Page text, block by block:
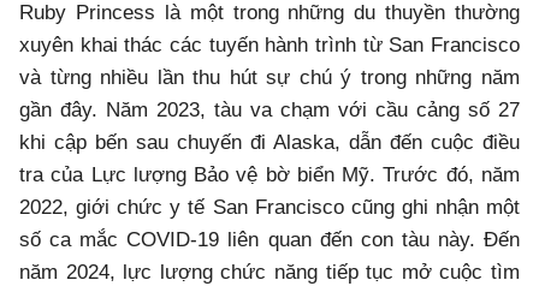
Ruby Princess là một trong những du thuyền thường
xuyên khai thác các tuyến hành trình từ San Francisco
và từng nhiều lần thu hút sự chú ý trong những năm
gần đây. Năm 2023, tàu va chạm với cầu cảng số 27
khi cập bến sau chuyến đi Alaska, dẫn đến cuộc điều
tra của Lực lượng Bảo vệ bờ biển Mỹ. Trước đó, năm
2022, giới chức y tế San Francisco cũng ghi nhận một
số ca mắc COVID-19 liên quan đến con tàu này. Đến
năm 2024, lực lượng chức năng tiếp tục mở cuộc tìm